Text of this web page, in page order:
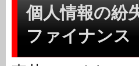
個人情報の紛
ファイナンス